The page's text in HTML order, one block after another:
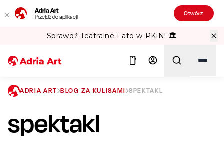
Adria Art
Przejdź do aplikacji Otwórz
Sprawdź Teatralne Lato w PKiN! 🏛️
Szukaj
ADRIA ART BLOG ZA KULISAMI SPEKTAKL
spektakl